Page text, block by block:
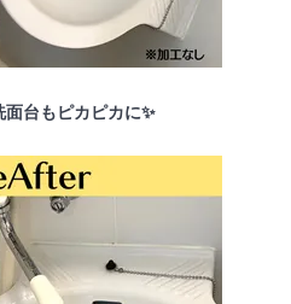
台もピカピカに✨